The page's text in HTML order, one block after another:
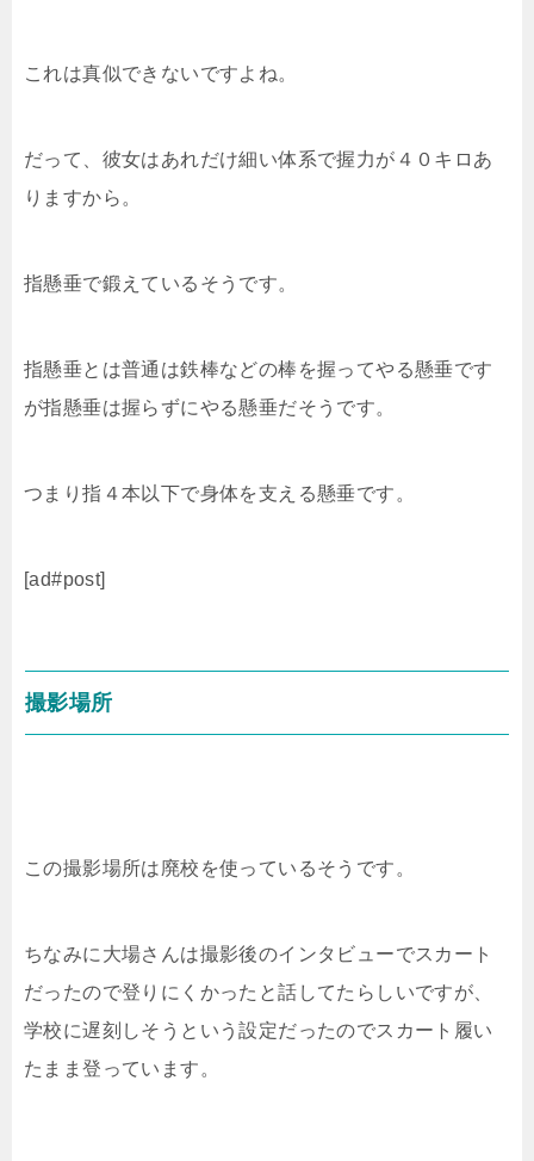
これは真似できないですよね。
だって、彼女はあれだけ細い体系で握力が４０キロあ
りますから。
指懸垂で鍛えているそうです。
指懸垂とは普通は鉄棒などの棒を握ってやる懸垂です
が指懸垂は握らずにやる懸垂だそうです。
つまり指４本以下で身体を支える懸垂です。
[ad#post]
撮影場所
この撮影場所は廃校を使っているそうです。
ちなみに大場さんは撮影後のインタビューでスカート
だったので登りにくかったと話してたらしいですが、
学校に遅刻しそうという設定だったのでスカート履い
たまま登っています。